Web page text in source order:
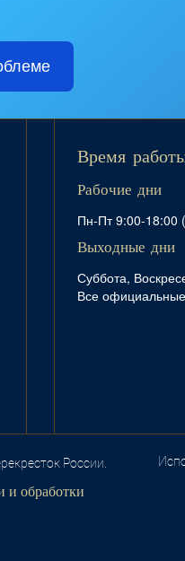
Время
Рабочие дни
Пн-Пт 9:00-18:00
Выходные дни
Суббота,
Все
России.
и обработки